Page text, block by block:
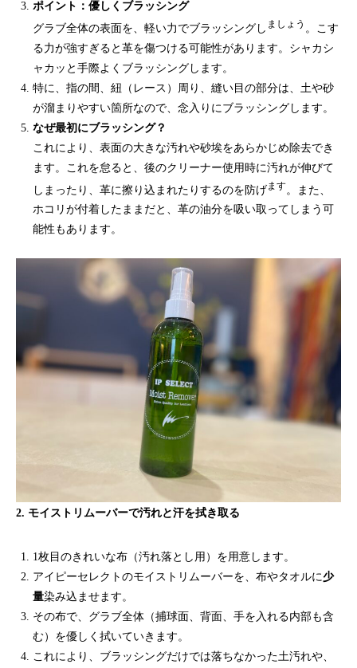
ポイント：優しくブラッシング
グラブ全体の表面を、軽い力でブラッシングし ましょう 。こす
る力が強すぎると革を傷つける可能性があります。シャカシ
ャカッと手際よくブラッシングします。
特に、指の間、紐（レース）周り、縫い目の部分は、土や砂
が溜まりやすい箇所なので、念入りにブラッシングします。
なぜ最初にブラッシング？
これにより、表面の大きな汚れや砂埃をあらかじめ除去でき
ます。これを怠ると、後のクリーナー使用時に汚れが伸びて
しまったり、革に擦り込まれたりするのを防げます。また、
ホコリが付着したままだと、革の油分を吸い取ってしまう可
能性もあります。
2. モイストリムーバーで汚れと汗を拭き取る
1枚目のきれいな布（汚れ落とし用）を用意します。
アイピーセレクトのモイストリムーバーを、布やタオルに少
量染み込ませます。
その布で、グラブ全体（捕球面、背面、手を入れる内部も含
む）を優しく拭いていきます。
これにより、ブラッシングだけでは落ちなかった土汚れや、